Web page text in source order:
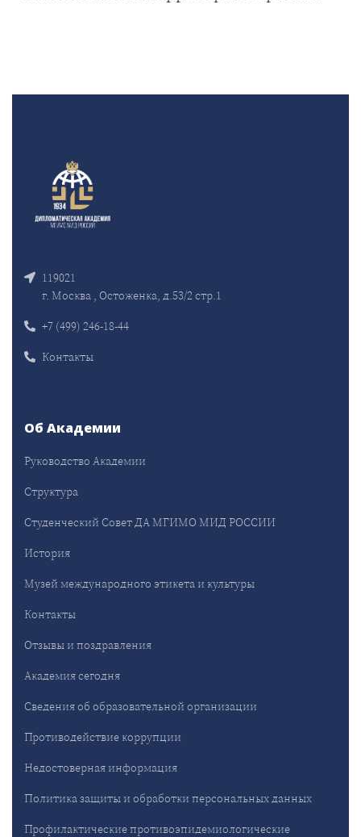
119021
г. Москва , Остоженка, д.53/2 стр.1
+7 (499) 246-18-44
Контакты
Об Академии
Руководство Академии
Структура
Студенческий Совет ДА МГИМО МИД РОССИИ
История
Музей международного этикета и культуры
Контакты
Отзывы и поздравления
Академия сегодня
Сведения об образовательной организации
Противодействие коррупции
Недостоверная информация
Политика защиты и обработки персональных данных
Профилактические противоэпидемиологические